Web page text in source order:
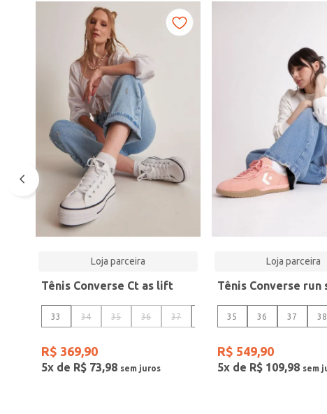
Loja parceira
Tênis Converse Ct as lift
33 34 35 36 37
R$ 369,90
5x de R$ 73,98
Loja parceira
35 36 37 38
R$ 549,90
5x de R$ 109,98